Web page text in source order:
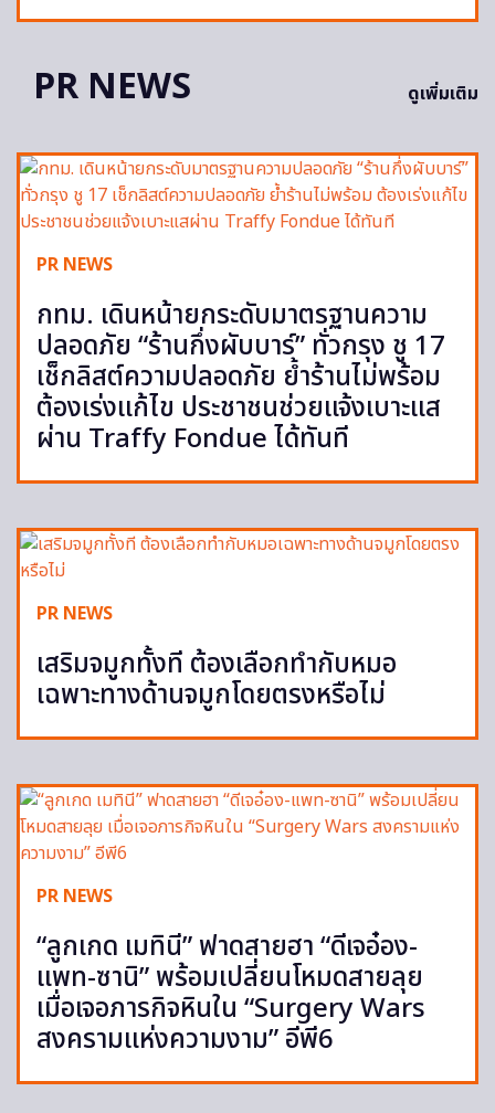
PR NEWS ดูเพิ่มเติม
PR NEWS
กทม. เดินหน้ายกระดับมาตรฐานความ
ปลอดภัย “ร้านกึ่งผับบาร์” ทั่วกรุง ชู 17
เช็กลิสต์ความปลอดภัย ย้ำร้านไม่พร้อม
ต้องเร่งแก้ไข ประชาชนช่วยแจ้งเบาะแส
ผ่าน Traffy Fondue ได้ทันที
PR NEWS
เสริมจมูกทั้งที ต้องเลือกทำกับหมอ
เฉพาะทางด้านจมูกโดยตรงหรือไม่
PR NEWS
“ลูกเกด เมทินี” ฟาดสายฮา “ดีเจอ๋อง-
แพท-ซานิ” พร้อมเปลี่ยนโหมดสายลุย
เมื่อเจอภารกิจหินใน “Surgery Wars
สงครามแห่งความงาม” อีพี6